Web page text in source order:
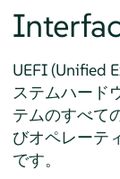
UEFI (Unified
ステムハード
テムのすべて
びオペレーテ
です。